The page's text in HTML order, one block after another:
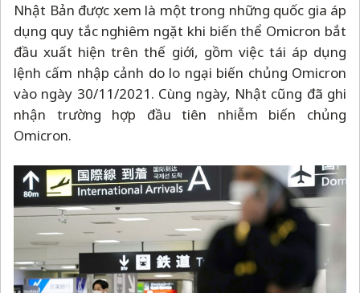
Nhật Bản được xem là một trong những quốc gia áp
dụng quy tắc nghiêm ngặt khi biến thể Omicron bắt
đầu xuất hiện trên thế giới, gồm việc tái áp dụng
lệnh cấm nhập cảnh do lo ngại biến chủng Omicron
vào ngày 30/11/2021. Cùng ngày, Nhật cũng đã ghi
nhận trường hợp đầu tiên nhiễm biến chủng
Omicron.